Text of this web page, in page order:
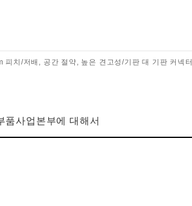
피치/저배, 공간 절약, 높은 견고성/기판 대 기판 커넥터
품사업본부에 대해서